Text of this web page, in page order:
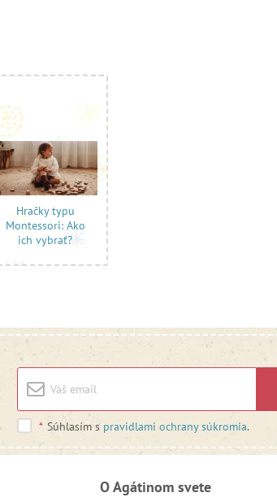
Hračky typu
Montessori: Ako
ich vybrať?
* Súhlasím s pravidlami ochrany súkromia.
O Agátinom svete